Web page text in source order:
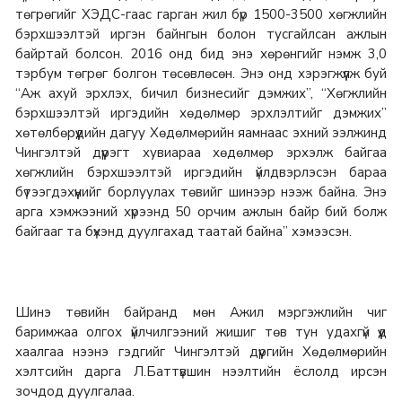
төгрөгийг ХЭДС-гаас гарган жил бүр 1500-3500 хөгжлийн
бэрхшээлтэй иргэн байнгын болон тусгайлсан ажлын
байртай болсон. 2016 онд бид энэ хөрөнгийг нэмж 3,0
тэрбум төгрөг болгон төсөвлөсөн. Энэ онд хэрэгжүүлж буй
“Аж ахуй эрхлэх, бичил бизнесийг дэмжих”, “Хөгжлийн
бэрхшээлтэй иргэдийн хөдөлмөр эрхлэлтийг дэмжих”
хөтөлбөрүүдийн дагуу Хөдөлмөрийн яамнаас эхний ээлжинд
Чингэлтэй дүүрэгт хувиараа хөдөлмөр эрхэлж байгаа
хөгжлийн бэрхшээлтэй иргэдийн үйлдвэрлэсэн бараа
бүтээгдэхүүнийг борлуулах төвийг шинээр нээж байна. Энэ
арга хэмжээний хүрээнд 50 орчим ажлын байр бий болж
байгааг та бүхэнд дуулгахад таатай байна” хэмээсэн.
Шинэ төвийн байранд мөн Ажил мэргэжлийн чиг
баримжаа олгох үйлчилгээний жишиг төв тун удахгүй үүд
хаалгаа нээнэ гэдгийг Чингэлтэй дүүргийн Хөдөлмөрийн
хэлтсийн дарга Л.Баттүвшин нээлтийн ёслолд ирсэн
зочдод дуулгалаа.